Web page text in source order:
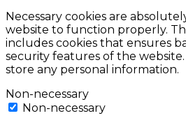
Necessary cookies are
website to function properly.
includes cookies that ensures
security features of the
store any personal information.
Non-necessary
Non-necessary